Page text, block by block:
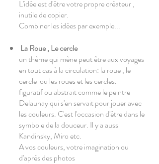
L'idée est d'être votre propre créateur ,
inutile de copier.
Combiner les idées par exemple...
La Roue , Le cercle
un thème qui mène peut être aux voyages
en tout cas à la circulation: la roue , le
cercle ou les roues et les cercles.
figuratif ou abstrait comme le peintre
Delaunay qui s'en servait pour jouer avec
les couleurs. C'est l'occasion d'être dans le
symbole de la douceur. Il y a aussi
Kandinsky, Miro etc.
A vos couleurs, votre imagination ou
d'après des photos